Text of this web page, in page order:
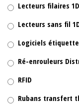
Lecteurs filaires
Lecteurs sans fil
Logiciels
Ré-enrouleurs
RFID
Rubans transfert